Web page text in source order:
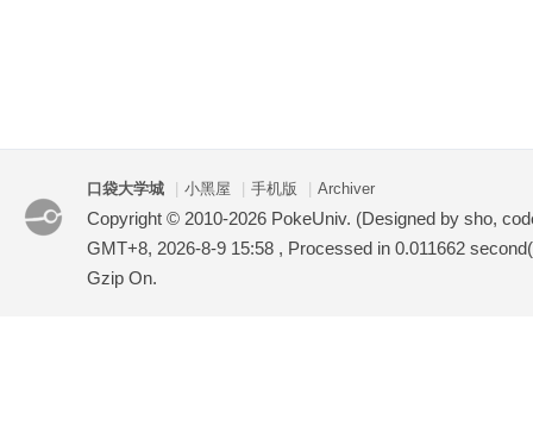
口袋大学城 小黑屋 手机版 Archiver
Copyright © 2010-2026 PokeUniv. (Designed by sho,
GMT+8, 2026-8-9 15:58 , Processed in 0.011662
Gzip On.